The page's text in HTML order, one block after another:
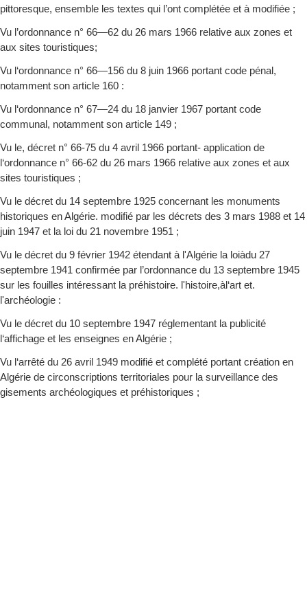
pittoresque, ensemble les textes qui l’ont complétée et à modifiée ;
Vu l’ordonnance n° 66—62 du 26 mars 1966 relative aux zones et
aux sites touristiques;
Vu l‘ordonnance n° 66—156 du 8 juin 1966 portant code pénal,
notamment son article 160 :
Vu l‘ordonnance n° 67—24 du 18 janvier 1967 portant code
communal, notamment son article 149 ;
Vu le, décret n° 66-75 du 4 avril 1966 portant- application de
l‘ordonnance n° 66-62 du 26 mars 1966 relative aux zones et aux
sites touristiques ;
Vu le décret du 14 septembre 1925 concernant les monuments
historiques en Algérie. modifié par les décrets des 3 mars 1988 et 14
juin 1947 et la loi du 21 novembre 1951 ;
Vu le décret du 9 février 1942 étendant à l'Algérie la loiàdu 27
septembre 1941 confirmée par l’ordonnance du 13 septembre 1945
sur les fouilles intéressant la préhistoire. l'histoire,àl‘art et.
l'archéologie :
Vu le décret du 10 septembre 1947 réglementant la publicité
l‘affichage et les enseignes en Algérie ;
Vu l‘arrêté du 26 avril 1949 modifié et complété portant création en
Algérie de circonscriptions territoriales pour la surveillance des
gisements archéologiques et préhistoriques ;